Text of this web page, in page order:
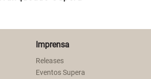
Imprensa
Releases
Eventos Supera